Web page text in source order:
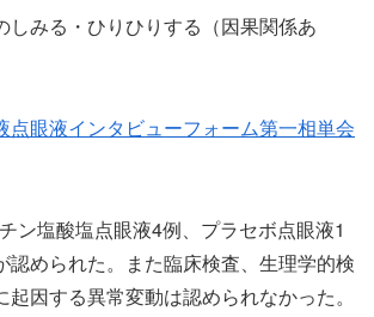
しみる・ひりひりする（因果関係あ
点眼液インタビューフォーム第一相単会
ン塩酸塩点眼液4例、プラセボ点眼液1
認められた。また臨床検査、生理学的検
因する異常変動は認められなかった。